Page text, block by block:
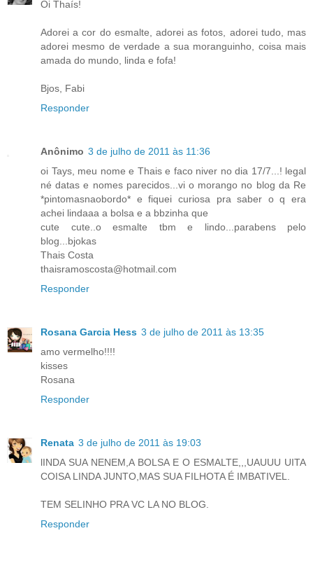
Oi Thaís!
Adorei a cor do esmalte, adorei as fotos, adorei tudo, mas
adorei mesmo de verdade a sua moranguinho, coisa mais
amada do mundo, linda e fofa!
Bjos, Fabi
Responder
Anônimo 3 de julho de 2011 às 11:36
oi Tays, meu nome e Thais e faco niver no dia 17/7...! legal
né datas e nomes parecidos...vi o morango no blog da Re
*pintomasnaobordo* e fiquei curiosa pra saber o q era
achei lindaaa a bolsa e a bbzinha que
cute cute..o esmalte tbm e lindo...parabens pelo
blog...bjokas
Thais Costa
thaisramoscosta@hotmail.com
Responder
Rosana Garcia Hess 3 de julho de 2011 às 13:35
amo vermelho!!!!
kisses
Rosana
Responder
Renata 3 de julho de 2011 às 19:03
lINDA SUA NENEM,A BOLSA E O ESMALTE,,,UAUUU UITA
COISA LINDA JUNTO,MAS SUA FILHOTA É IMBATIVEL.
TEM SELINHO PRA VC LA NO BLOG.
Responder